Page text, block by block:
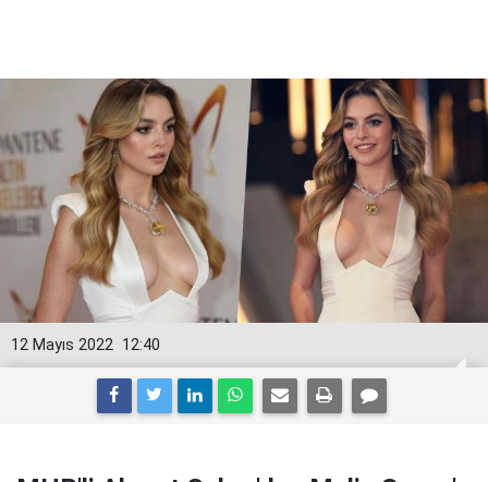
12:40
12 Mayıs 2022